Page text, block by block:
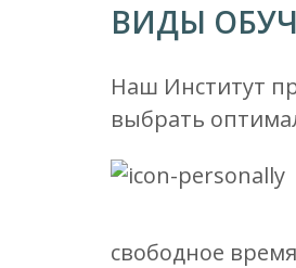
ВИДЫ
Наш Институт
выбрать
свободное